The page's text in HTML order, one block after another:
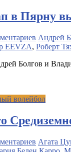
в Пярну
Андрей
EEVZA, Роберт
Болгов и
волейбол
Агата